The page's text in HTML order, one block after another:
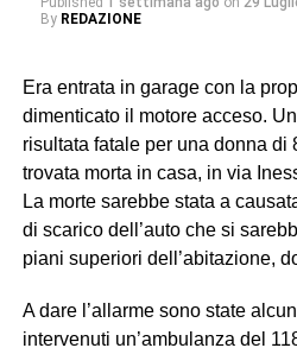
lavoro “di fatto”. Gli altri tre
presentazione alla polizia
ordini e svolgevano funzioni di
vigilando sull’attività dei
carichi sproporzionati con
loro a gestire anche l’alloggio
acqua) imposto ai lavoratori,
allontanarli se non avessero
By REDAZIONE
Era entrata in garage con la
dimenticato il motore acceso.
risultata fatale per una donna di
trovata morta in casa, in via
La morte sarebbe stata a
di scarico dell’auto che si
piani superiori dell’abitazione,
A dare l’allarme sono state
intervenuti un’ambulanza del